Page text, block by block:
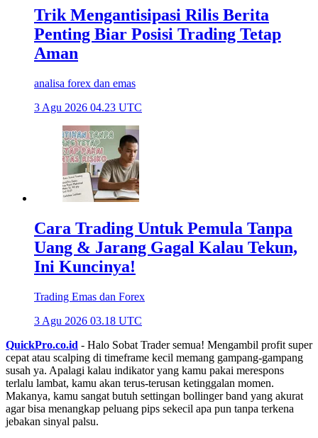
Trik Mengantisipasi Rilis Berita
Penting Biar Posisi Trading Tetap
Aman
analisa forex dan emas
3 Agu 2026 04.23 UTC
Cara Trading Untuk Pemula Tanpa
Uang & Jarang Gagal Kalau Tekun,
Ini Kuncinya!
Trading Emas dan Forex
3 Agu 2026 03.18 UTC
QuickPro.co.id - Halo Sobat Trader semua! Mengambil profit super
cepat atau scalping di timeframe kecil memang gampang-gampang
susah ya. Apalagi kalau indikator yang kamu pakai merespons
terlalu lambat, kamu akan terus-terusan ketinggalan momen.
Makanya, kamu sangat butuh settingan bollinger band yang akurat
agar bisa menangkap peluang pips sekecil apa pun tanpa terkena
jebakan sinyal palsu.